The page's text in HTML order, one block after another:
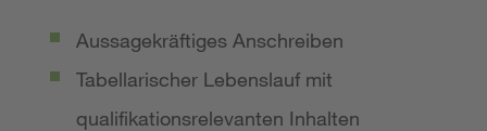
Aussagekräftiges Anschreiben
Tabellarischer Lebenslauf mit
qualifikationsrelevanten Inhalten